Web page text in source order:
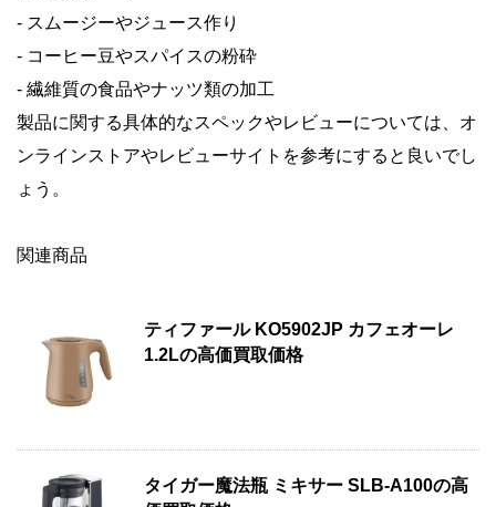
- スムージーやジュース作り
- コーヒー豆やスパイスの粉砕
- 繊維質の食品やナッツ類の加工
製品に関する具体的なスペックやレビューについては、オ
ンラインストアやレビューサイトを参考にすると良いでし
ょう。
関連商品
ティファール KO5902JP カフェオーレ
1.2Lの高価買取価格
タイガー魔法瓶 ミキサー SLB-A100の高